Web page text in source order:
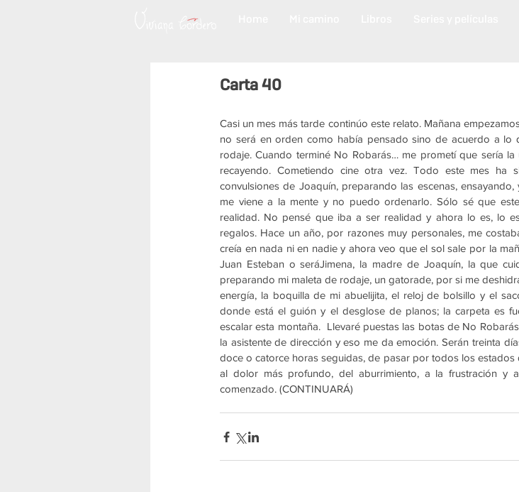
Carta 40
Casi un mes más tarde continúo este relato. Mañana
no será en orden como había pensado sino de acuerdo a lo
rodaje. Cuando terminé No Robarás… me prometí que sería
recayendo. Cometiendo cine otra vez. Todo este mes
convulsiones de Joaquín, preparando las escenas,
me viene a la mente y no puedo ordenarlo. Sólo sé que
realidad. No pensé que iba a ser realidad y ahora lo es, lo
regalos. Hace un año, por razones muy personales, me
creía en nada ni en nadie y ahora veo que el sol sale por la
Juan Esteban o seráJimena, la madre de Joaquín, la que
preparando mi maleta de rodaje, un gatorade, por si me
energía, la boquilla de mi abuelijita, el reloj de bolsillo y el
donde está el guión y el desglose de planos; la carpeta es
escalar esta montaña.  Llevaré puestas las botas de No
la asistente de dirección y eso me da emoción. Serán treinta
doce o catorce horas seguidas, de pasar por todos los
al dolor más profundo, del aburrimiento, a la frustración y
comenzado. (CONTINUARÁ)